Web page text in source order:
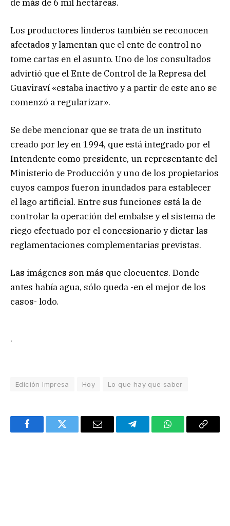
de más de 6 mil hectáreas.
Los productores linderos también se reconocen
afectados y lamentan que el ente de control no
tome cartas en el asunto. Uno de los consultados
advirtió que el Ente de Control de la Represa del
Guaviraví «estaba inactivo y a partir de este año se
comenzó a regularizar».
Se debe mencionar que se trata de un instituto
creado por ley en 1994, que está integrado por el
Intendente como presidente, un representante del
Ministerio de Producción y uno de los propietarios
cuyos campos fueron inundados para establecer
el lago artificial. Entre sus funciones está la de
controlar la operación del embalse y el sistema de
riego efectuado por el concesionario y dictar las
reglamentaciones complementarias previstas.
Las imágenes son más que elocuentes. Donde
antes había agua, sólo queda -en el mejor de los
casos- lodo.
.
Edición Impresa Hoy Lo que hay que saber
FacebookTwitter Email TelegramWhatsAppCopy